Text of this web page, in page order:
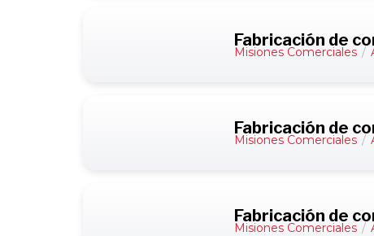
Fabricación de
Misiones Comerciales /
Fabricación de
Misiones Comerciales /
Fabricación de
Misiones Comerciales /